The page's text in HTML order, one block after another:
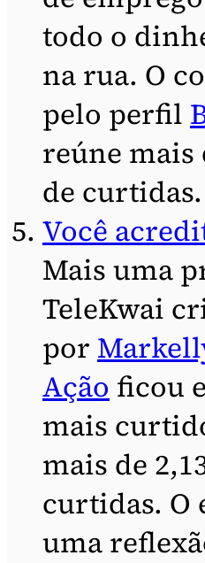
todo o
na rua. O
pelo perfil
reúne mais
de curtidas.
Você
Mais uma
TeleKwai
por
Ação ficou
mais
mais de
curtidas. O
uma